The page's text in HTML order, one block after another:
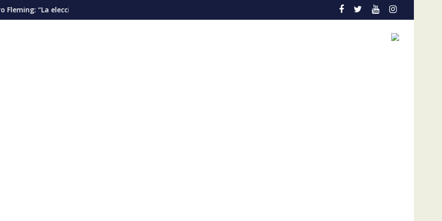
debería pautarse para diciembre de 2028”
Cáncer de pulmón en Venezuela: la detección temprana es la gran aliada para salvar vidas